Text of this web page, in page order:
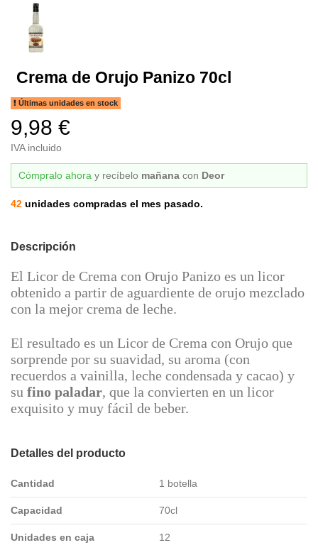
Crema de Orujo Panizo 70cl
Últimas unidades en stock
9,98 €
IVA incluido
Cómpralo ahora y recíbelo mañana con Deor
42 unidades compradas el mes pasado.
Descripción
El Licor de Crema con Orujo Panizo es un licor
obtenido a partir de aguardiente de orujo mezclado
con la mejor crema de leche.
El resultado es un Licor de Crema con Orujo que
sorprende por su suavidad, su aroma (con
recuerdos a vainilla, leche condensada y cacao) y
su fino paladar, que la convierten en un licor
exquisito y muy fácil de beber.
Detalles del producto
Cantidad 1 botella
Capacidad 70cl
Unidades en caja 12